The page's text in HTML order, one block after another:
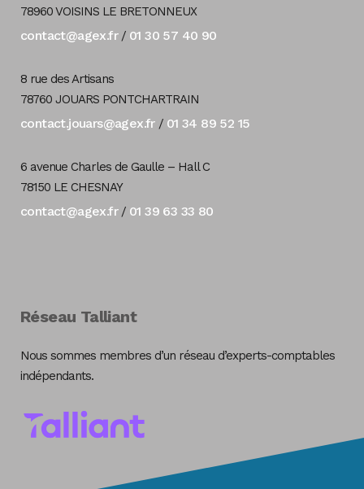
78960 VOISINS LE BRETONNEUX
contact@agex.fr/ 01 30 57 40 90
8 rue des Artisans
78760 JOUARS PONTCHARTRAIN
contact.jouars@agex.fr/ 01 34 89 52 15
6 avenue Charles de Gaulle – Hall C
78150 LE CHESNAY
contact@agex.fr/ 01 39 63 33 80
Réseau Talliant
Nous sommes membres d’un réseau d’experts-comptables
indépendants.